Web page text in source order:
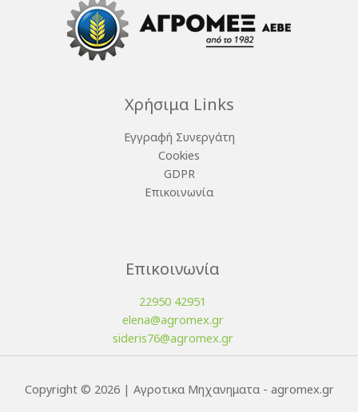
Χρήσιμα Links
Εγγραφή Συνεργάτη
Cookies
GDPR
Επικοινωνία
Επικοινωνία
22950 42951
elena@agromex.gr
sideris76@agromex.gr
Copyright © 2026 | Αγροτικα Μηχανηματα - agromex.gr